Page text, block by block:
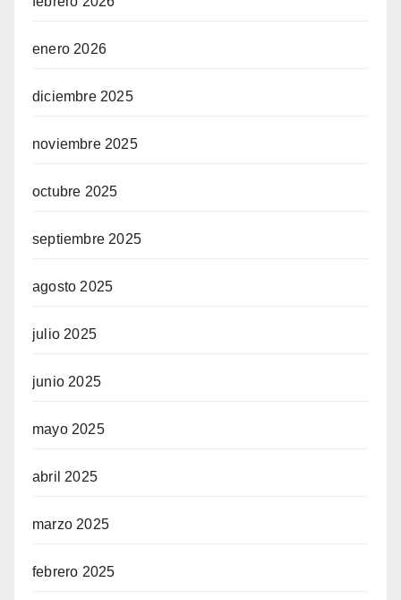
enero 2026
diciembre 2025
noviembre 2025
octubre 2025
septiembre 2025
agosto 2025
julio 2025
junio 2025
mayo 2025
abril 2025
marzo 2025
febrero 2025